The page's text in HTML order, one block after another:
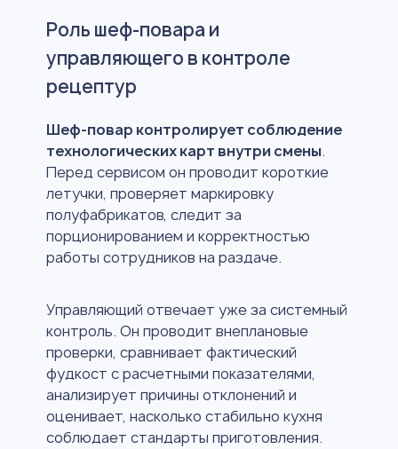
Роль шеф-повара и
управляющего в контроле
рецептур
Шеф-повар контролирует соблюдение
технологических карт внутри смены.
Перед сервисом он проводит короткие
летучки, проверяет маркировку
полуфабрикатов, следит за
порционированием и корректностью
работы сотрудников на раздаче.
Управляющий отвечает уже за системный
контроль. Он проводит внеплановые
проверки, сравнивает фактический
фудкост с расчетными показателями,
анализирует причины отклонений и
оценивает, насколько стабильно кухня
соблюдает стандарты приготовления.